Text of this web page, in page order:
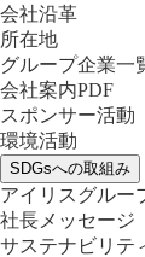
会社沿革
所在地
グループ企業一
会社案内PDF
スポンサー活動
環境活動
SDGsへの取組み
アイリスグルー
社長メッセージ
サステナビリテ